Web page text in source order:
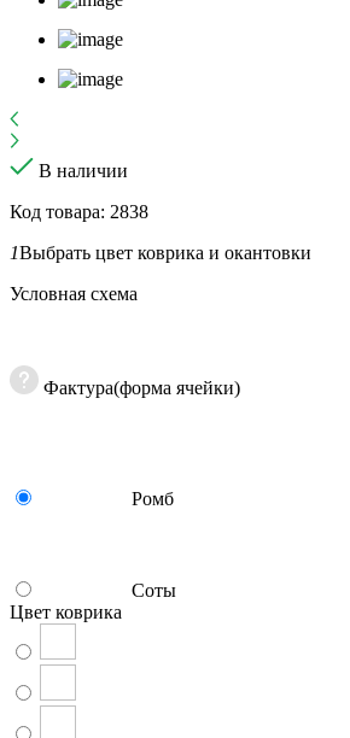
В наличии
Код товара: 2838
1Выбрать цвет коврика и окантовки
Условная схема
Фактура(форма ячейки)
Ромб
Соты
Цвет коврика